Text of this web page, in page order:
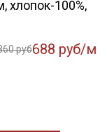
хлопок-100%,
руб688 руб/м